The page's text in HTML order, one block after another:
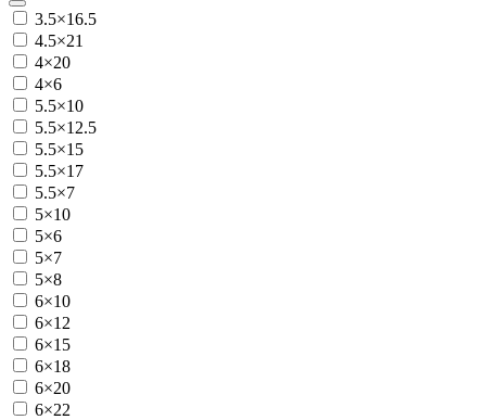
3.5×16.5
4.5×21
4×20
4×6
5.5×10
5.5×12.5
5.5×15
5.5×17
5.5×7
5×10
5×6
5×7
5×8
6×10
6×12
6×15
6×18
6×20
6×22